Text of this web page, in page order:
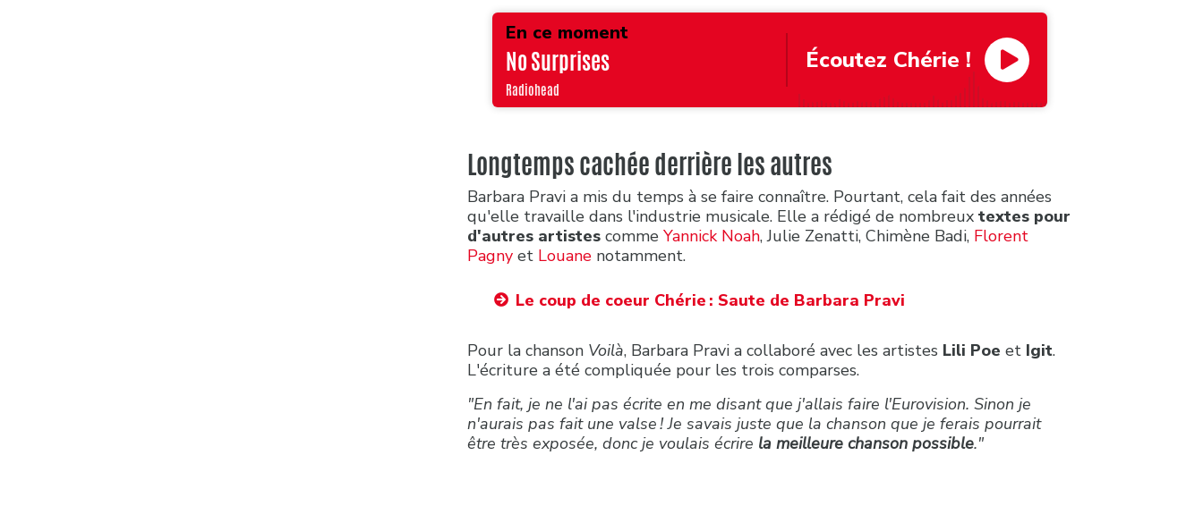
En ce moment
No Surprises
Radiohead
Écoutez Chérie !
Longtemps cachée derrière les autres
Barbara Pravi a mis du temps à se faire connaître. Pourtant, cela fait des années
qu'elle travaille dans l'industrie musicale. Elle a rédigé de nombreux textes pour
d'autres artistes comme Yannick Noah, Julie Zenatti, Chimène Badi, Florent
Pagny et Louane notamment.
Le coup de coeur Chérie : Saute de Barbara Pravi
Pour la chanson Voilà, Barbara Pravi a collaboré avec les artistes Lili Poe et Igit.
L'écriture a été compliquée pour les trois comparses.
"En fait, je ne l'ai pas écrite en me disant que j'allais faire l'Eurovision. Sinon je
n'aurais pas fait une valse ! Je savais juste que la chanson que je ferais pourrait
être très exposée, donc je voulais écrire la meilleure chanson possible."